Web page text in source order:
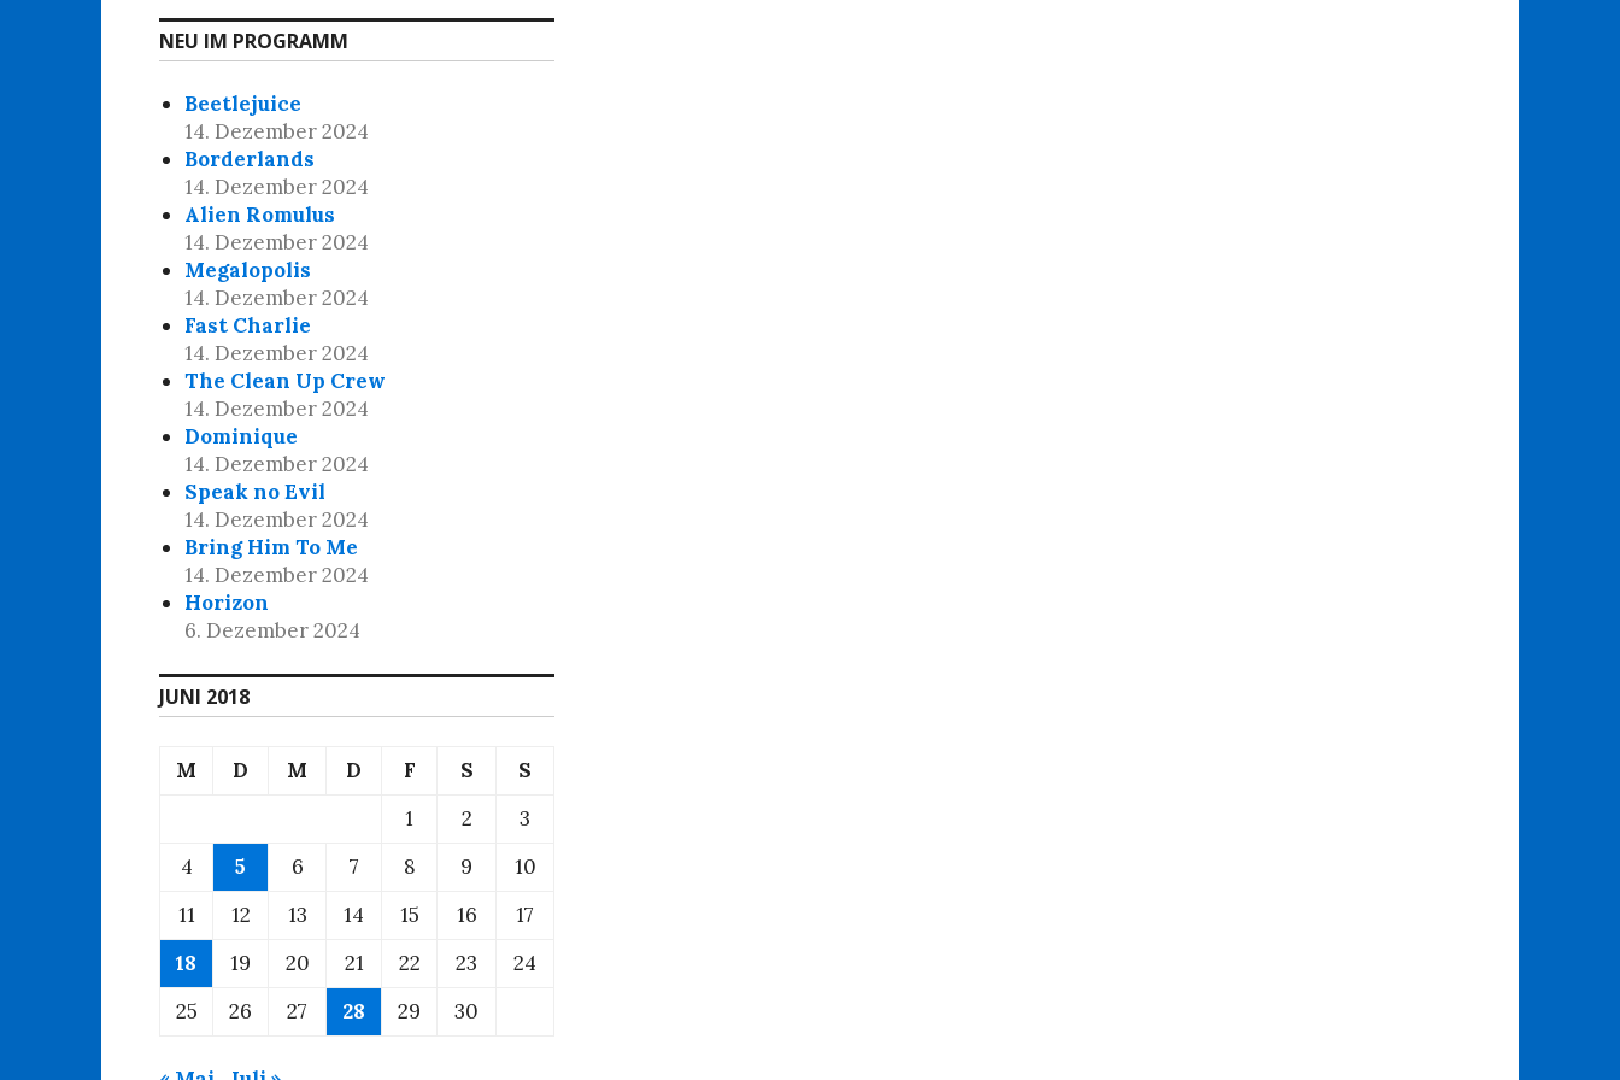
NEU IM PROGRAMM
Beetlejuice
14. Dezember 2024
Borderlands
14. Dezember 2024
Alien Romulus
14. Dezember 2024
Megalopolis
14. Dezember 2024
Fast Charlie
14. Dezember 2024
The Clean Up Crew
14. Dezember 2024
Dominique
14. Dezember 2024
Speak no Evil
14. Dezember 2024
Bring Him To Me
14. Dezember 2024
Horizon
6. Dezember 2024
JUNI 2018
M D M D F S
S
1
2
3
4
5 6 7 8 9
10
11
12 13 14 15 16
17
18
19 20 21 22 23
24
25
26 27 28 29 30